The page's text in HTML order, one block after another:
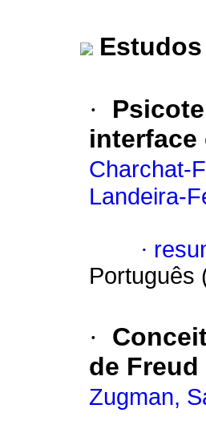
·
interface
Charchat-
Landeira-
·
Português
·
de Freud
Zugman,